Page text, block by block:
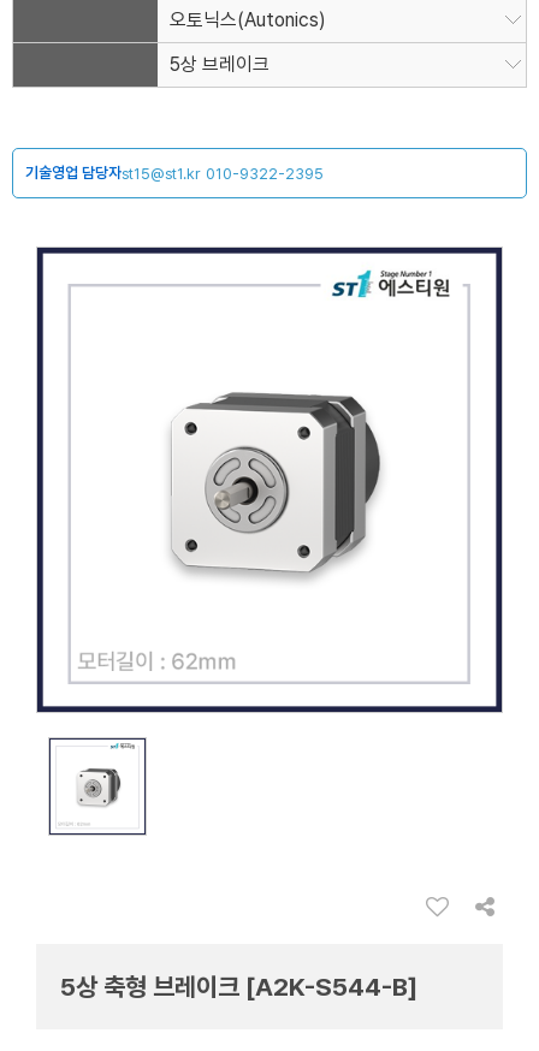
오토닉스(Autonics)
5상 브레이크
기술영업 담당자st15@st1.kr 010-9322-2395
5상 축형 브레이크 [A2K-S544-B]